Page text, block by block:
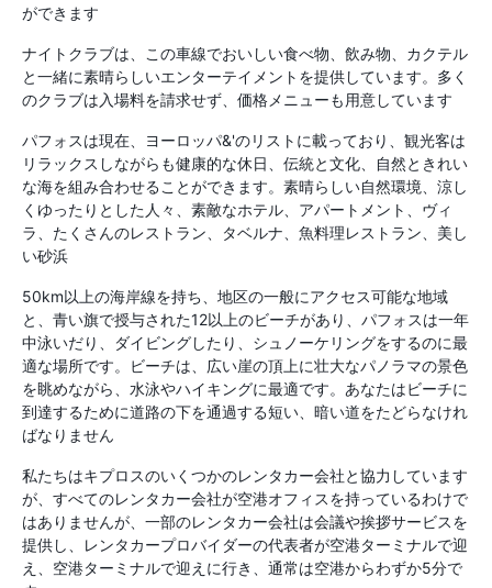
ができます
ナイトクラブは、この車線でおいしい食べ物、飲み物、カクテル
と一緒に素晴らしいエンターテイメントを提供しています。多く
のクラブは入場料を請求せず、価格メニューも用意しています
パフォスは現在、ヨーロッパ&'のリストに載っており、観光客は
リラックスしながらも健康的な休日、伝統と文化、自然ときれい
な海を組み合わせることができます。素晴らしい自然環境、涼し
くゆったりとした人々、素敵なホテル、アパートメント、ヴィ
ラ、たくさんのレストラン、タベルナ、魚料理レストラン、美し
い砂浜
50km以上の海岸線を持ち、地区の一般にアクセス可能な地域
と、青い旗で授与された12以上のビーチがあり、パフォスは一年
中泳いだり、ダイビングしたり、シュノーケリングをするのに最
適な場所です。ビーチは、広い崖の頂上に壮大なパノラマの景色
を眺めながら、水泳やハイキングに最適です。あなたはビーチに
到達するために道路の下を通過する短い、暗い道をたどらなけれ
ばなりません
私たちはキプロスのいくつかのレンタカー会社と協力しています
が、すべてのレンタカー会社が空港オフィスを持っているわけで
はありませんが、一部のレンタカー会社は会議や挨拶サービスを
提供し、レンタカープロバイダーの代表者が空港ターミナルで迎
え、空港ターミナルで迎えに行き、通常は空港からわずか5分で